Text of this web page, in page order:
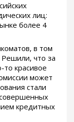
лиц:
более 4
в том
что за
красивое
может
стали
кредитных